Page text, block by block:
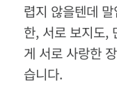
렵지 않을텐데
한, 서로 보지도,
게 서로 사랑한
습니다.